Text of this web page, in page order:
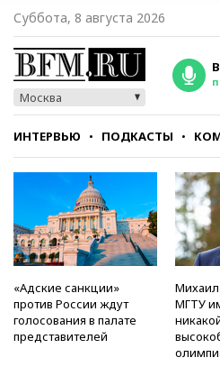
Суббота, 8 августа 2026
Москва
ИНТЕРВЬЮ ПОДКАСТЫ
СТИЛЬ ТЕСТЫ
«Адские санкции»
против России ждут
голосования в палате
представителей
Михаил
МГТУ